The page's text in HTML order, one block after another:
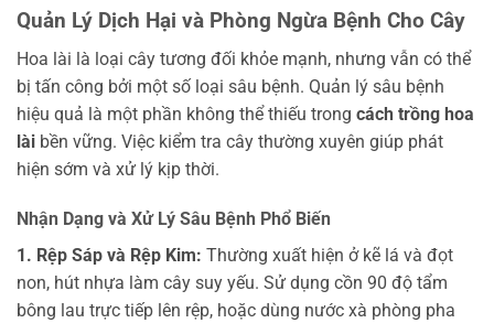
Quản Lý Dịch Hại và Phòng Ngừa Bệnh Cho Cây
Hoa lài là loại cây tương đối khỏe mạnh, nhưng vẫn có thể
bị tấn công bởi một số loại sâu bệnh. Quản lý sâu bệnh
hiệu quả là một phần không thể thiếu trong cách trồng hoa
lài bền vững. Việc kiểm tra cây thường xuyên giúp phát
hiện sớm và xử lý kịp thời.
Nhận Dạng và Xử Lý Sâu Bệnh Phổ Biến
1. Rệp Sáp và Rệp Kim: Thường xuất hiện ở kẽ lá và đọt
non, hút nhựa làm cây suy yếu. Sử dụng cồn 90 độ tẩm
bông lau trực tiếp lên rệp, hoặc dùng nước xà phòng pha